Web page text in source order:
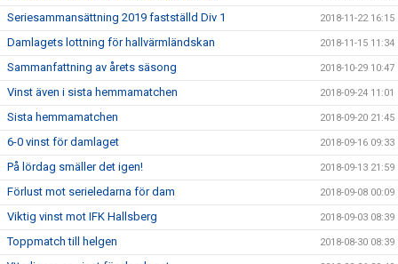
Seriesammansättning 2019 fastställd Div 1 2018-11-22 16:15
Damlagets lottning för hallvärmländskan 2018-11-15 11:34
Sammanfattning av årets säsong 2018-10-29 10:47
Vinst även i sista hemmamatchen 2018-09-24 11:01
Sista hemmamatchen 2018-09-20 21:45
6-0 vinst för damlaget 2018-09-16 09:33
På lördag smäller det igen! 2018-09-13 21:59
Förlust mot serieledarna för dam 2018-09-08 00:09
Viktig vinst mot IFK Hallsberg 2018-09-03 08:39
Toppmatch till helgen 2018-08-30 08:39